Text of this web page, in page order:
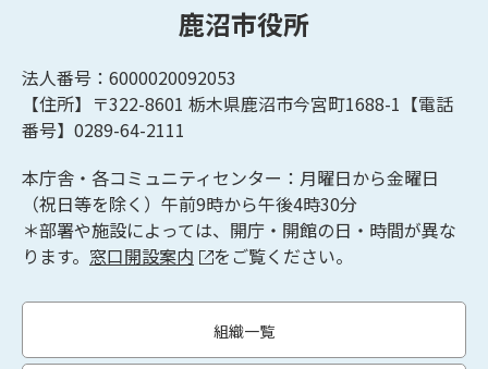
鹿沼市役所
法人番号：6000020092053
【住所】〒322-8601 栃木県鹿沼市今宮町1688-1【電話
番号】0289-64-2111
本庁舎・各コミュニティセンター：月曜日から金曜日
（祝日等を除く）午前9時から午後4時30分
＊部署や施設によっては、開庁・開館の日・時間が異な
ります。 窓口開設案内 をご覧ください。
組織一覧